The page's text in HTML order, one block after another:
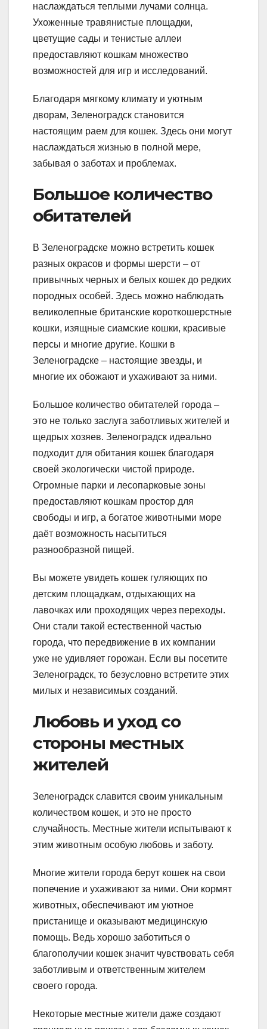
наслаждаться теплыми лучами солнца.
Ухоженные травянистые площадки,
цветущие сады и тенистые аллеи
предоставляют кошкам множество
возможностей для игр и исследований.
Благодаря мягкому климату и уютным
дворам, Зеленоградск становится
настоящим раем для кошек. Здесь они могут
наслаждаться жизнью в полной мере,
забывая о заботах и проблемах.
Большое количество
обитателей
В Зеленоградске можно встретить кошек
разных окрасов и формы шерсти – от
привычных черных и белых кошек до редких
породных особей. Здесь можно наблюдать
великолепные британские короткошерстные
кошки, изящные сиамские кошки, красивые
персы и многие другие. Кошки в
Зеленоградске – настоящие звезды, и
многие их обожают и ухаживают за ними.
Большое количество обитателей города –
это не только заслуга заботливых жителей и
щедрых хозяев. Зеленоградск идеально
подходит для обитания кошек благодаря
своей экологически чистой природе.
Огромные парки и лесопарковые зоны
предоставляют кошкам простор для
свободы и игр, а богатое животными море
даёт возможность насытиться
разнообразной пищей.
Вы можете увидеть кошек гуляющих по
детским площадкам, отдыхающих на
лавочках или проходящих через переходы.
Они стали такой естественной частью
города, что передвижение в их компании
уже не удивляет горожан. Если вы посетите
Зеленоградск, то безусловно встретите этих
милых и независимых созданий.
Любовь и уход со
стороны местных
жителей
Зеленоградск славится своим уникальным
количеством кошек, и это не просто
случайность. Местные жители испытывают к
этим животным особую любовь и заботу.
Многие жители города берут кошек на свои
попечение и ухаживают за ними. Они кормят
животных, обеспечивают им уютное
пристанище и оказывают медицинскую
помощь. Ведь хорошо заботиться о
благополучии кошек значит чувствовать себя
заботливым и ответственным жителем
своего города.
Некоторые местные жители даже создают